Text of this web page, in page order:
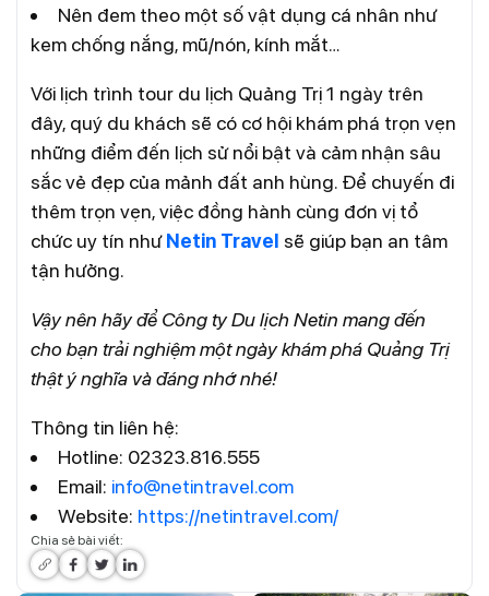
Nên đem theo một số vật dụng cá nhân như
kem chống nắng, mũ/nón, kính mắt…
Với lịch trình tour du lịch Quảng Trị 1 ngày trên
đây, quý du khách sẽ có cơ hội khám phá trọn vẹn
những điểm đến lịch sử nổi bật và cảm nhận sâu
sắc vẻ đẹp của mảnh đất anh hùng. Để chuyến đi
thêm trọn vẹn, việc đồng hành cùng đơn vị tổ
chức uy tín nhưNetin Travel sẽ giúp bạn an tâm
tận hưởng.
Vậy nên hãy để Công ty Du lịch Netin mang đến
cho bạn trải nghiệm một ngày khám phá Quảng Trị
thật ý nghĩa và đáng nhớ nhé!
Thông tin liên hệ:
Hotline: 02323.816.555
Email: info@netintravel.com
Website: https://netintravel.com/
Chia sẻ bài viết: